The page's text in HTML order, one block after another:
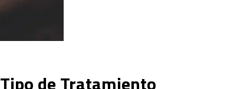
Tipo de Tratamiento